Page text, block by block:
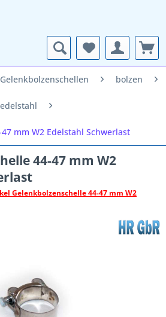
Gelenkbolzenschellen bolzen
edelstahl
mm W2 Edelstahl Schwerlast
44-47 mm W2
Gelenkbolzenschelle 44-47 mm W2